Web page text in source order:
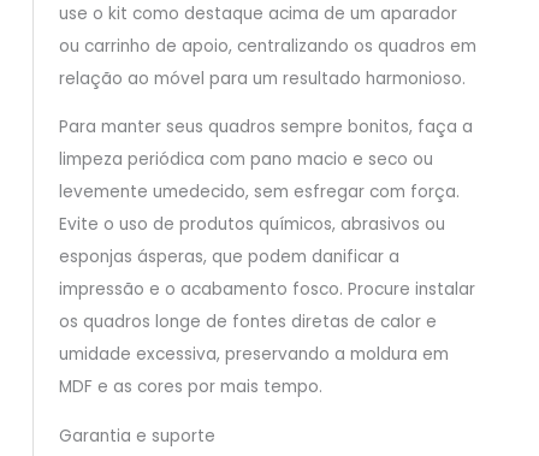
use o kit como destaque acima de um aparador
ou carrinho de apoio, centralizando os quadros em
relação ao móvel para um resultado harmonioso.
Para manter seus quadros sempre bonitos, faça a
limpeza periódica com pano macio e seco ou
levemente umedecido, sem esfregar com força.
Evite o uso de produtos químicos, abrasivos ou
esponjas ásperas, que podem danificar a
impressão e o acabamento fosco. Procure instalar
os quadros longe de fontes diretas de calor e
umidade excessiva, preservando a moldura em
MDF e as cores por mais tempo.
Garantia e suporte